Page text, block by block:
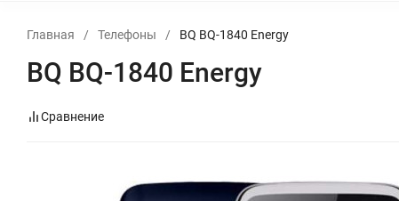
Главная / Телефоны / BQ BQ-1840 Energy
BQ BQ-1840 Energy
Сравнение